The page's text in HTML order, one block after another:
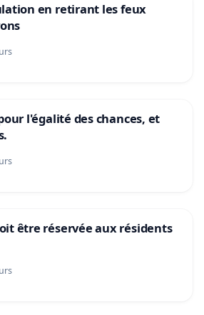
en retirant les feux
l'égalité des chances, et
être réservée aux résidents